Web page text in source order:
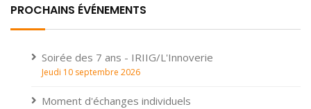
PROCHAINS ÉVÉNEMENTS
Soirée des 7 ans - IRIIG/L'Innoverie
Jeudi 10 septembre 2026
Moment d'échanges individuels